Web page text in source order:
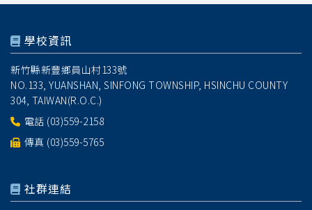
學校資訊
新竹縣新豐鄉員山村133號
NO.133, YUANSHAN, SINFONG TOWNSHIP, HSINCHU COUNTY
304, TAIWAN(R.O.C.)
電話 (03)559-2158
傳真 (03)559-5765
社群連結